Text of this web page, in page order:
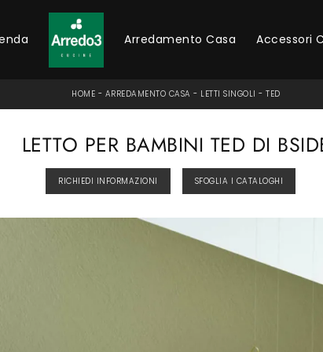
Arredamento Casa Accessori
HOME - ARREDAMENTO CASA - LETTI SINGOLI -TED
LETTO PER BAMBINI TED DI
RICHIEDI INFORMAZIONI SFOGLIA I CATALOGHI